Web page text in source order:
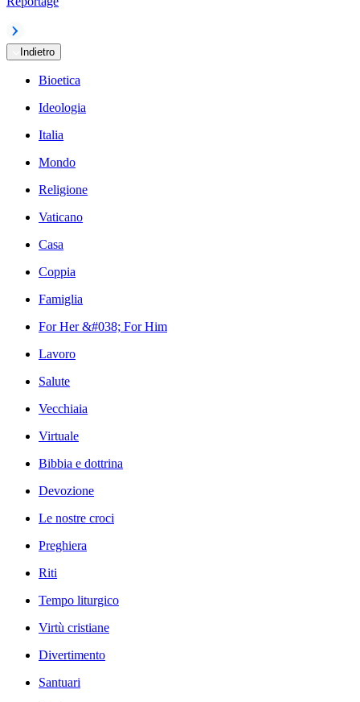
Indietro
Bioetica
Ideologia
Italia
Mondo
Religione
Vaticano
Casa
Coppia
Famiglia
For Her &#038; For Him
Lavoro
Salute
Vecchiaia
Virtuale
Bibbia e dottrina
Devozione
Le nostre croci
Preghiera
Riti
Tempo liturgico
Virtù cristiane
Divertimento
Santuari